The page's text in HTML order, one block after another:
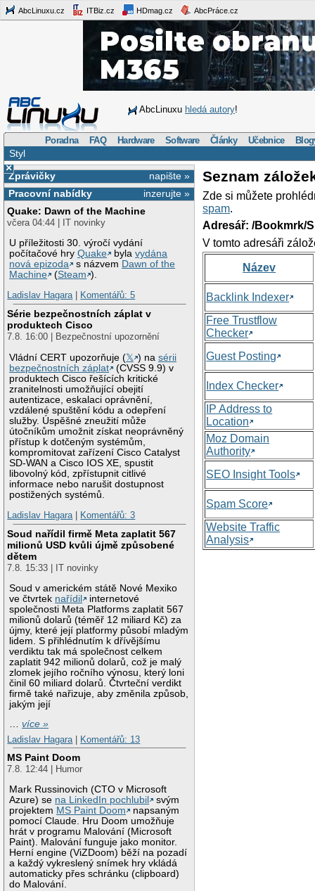
AbcLinuxu.cz ITBiz.cz HDmag.cz AbcPráce.cz
AbcLinuxu hledá autory!
Poradna FAQ Hardware Software Články Učebnice
Styl
×
napište »
Zprávičky
inzerujte »
Pracovní nabídky
Quake: Dawn of the Machine
včera 04:44 | IT novinky
U příležitosti 30. výročí vydání
počítačové hryQuake bylavydána
nová epizoda
s názvem Dawn of the
Machine
(Steam ).
Ladislav Hagara| Komentářů: 5
Série bezpečnostních záplat v
produktech Cisco
7.8. 16:00 | Bezpečnostní upozornění
Vládní CERT upozorňuje (𝕏 ) nasérii
bezpečnostních záplat
(CVSS 9.9) v
produktech Cisco řešících kritické
zranitelnosti umožňující obejití
autentizace, eskalaci oprávnění,
vzdálené spuštění kódu a odepření
služby. Úspěšné zneužití může
útočníkům umožnit získat neoprávněný
přístup k dotčeným systémům,
kompromitovat zařízení Cisco Catalyst
SD-WAN a Cisco IOS XE, spustit
libovolný kód, zpřístupnit citlivé
informace nebo narušit dostupnost
postižených systémů.
Ladislav Hagara| Komentářů: 3
Soud nařídil firmě Meta zaplatit 567
milionů USD kvůli újmě způsobené
dětem
7.8. 15:33 | IT novinky
Soud v americkém státě Nové Mexiko
ve čtvrtek nařídil
internetové
společnosti Meta Platforms zaplatit 567
milionů dolarů (téměř 12 miliard Kč) za
újmy, které její platformy působí mladým
lidem. S přihlédnutím k dřívějšímu
verdiktu tak má společnost celkem
zaplatit 942 milionů dolarů, což je malý
zlomek jejího ročního výnosu, který loni
činil 60 miliard dolarů. Čtvrteční verdikt
firmě také nařizuje, aby změnila způsob,
jakým její
…více »
Ladislav Hagara
Komentářů: 13
MS Paint Doom
7.8. 12:44 | Humor
Mark Russinovich (CTO v Microsoft
Azure) se na LinkedIn pochlubil
svým
projektem MS Paint Doom
napsaným
pomocí Claude. Hru Doom umožňuje
hrát v programu Malování (Microsoft
Paint). Malování funguje jako monitor.
Herní engine (ViZDoom) běží na pozadí
a každý vykreslený snímek hry vkládá
automaticky přes schránku (clipboard)
do Malování.
Seznam
Zde si můžete
spam.
Adresář: /Bookmrk/
V tomto adresáři
Název
Backlink Indexer
Free Trustflow
Checker
Guest Posting
Index Checker
IP Address to
Location
Moz Domain
Authority
SEO Insight Tools
Spam Score
Website Traffic
Analysis